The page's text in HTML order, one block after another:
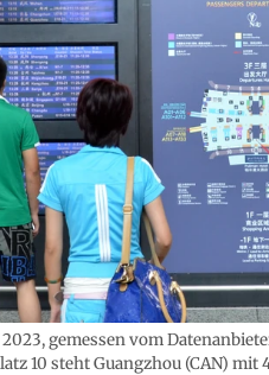
gemessen vom
10 steht Guangzhou (CAN) mit